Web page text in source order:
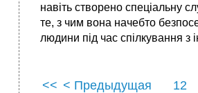
навіть створено спеціальну
те, з чим вона начебто
людини під час спілкування з
<< < Предыдущая 12